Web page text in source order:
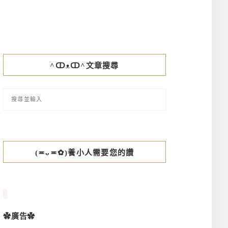
^ↀᴥↀ^文章搜尋
(≖ᴗ≖✿)養小人需要您的讚
✿廣告✿